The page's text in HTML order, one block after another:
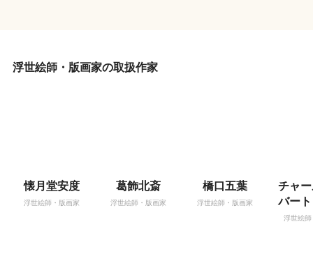
浮世絵師・版画家の取扱作家
懐月堂安度
浮世絵師・版画家
葛飾北斎
浮世絵師・版画家
橋口五葉
浮世絵師・版画家
チャ
バー
浮世絵